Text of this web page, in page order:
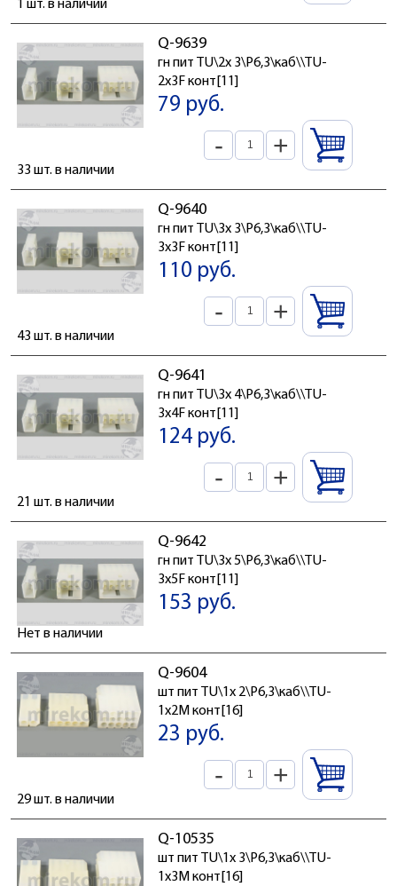
1 шт. в наличии
Q-9639
гн пит TU\2x 3\P6,3\каб\\TU-
2x3F конт[11]
79 руб.
- +
33 шт. в наличии
Q-9640
гн пит TU\3x 3\P6,3\каб\\TU-
3x3F конт[11]
110 руб.
- +
43 шт. в наличии
Q-9641
гн пит TU\3x 4\P6,3\каб\\TU-
3x4F конт[11]
124 руб.
- +
21 шт. в наличии
Q-9642
гн пит TU\3x 5\P6,3\каб\\TU-
3x5F конт[11]
153 руб.
Нет в наличии
Q-9604
шт пит TU\1x 2\P6,3\каб\\TU-
1x2M конт[16]
23 руб.
- +
29 шт. в наличии
Q-10535
шт пит TU\1x 3\P6,3\каб\\TU-
1x3M конт[16]